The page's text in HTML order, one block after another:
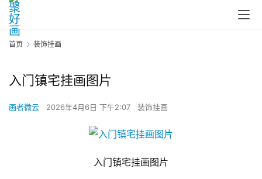
首页 装饰挂画
入门镇宅挂画图片
画者微云 2026年4月6日 下午2:07 装饰挂画
入门镇宅挂画图片